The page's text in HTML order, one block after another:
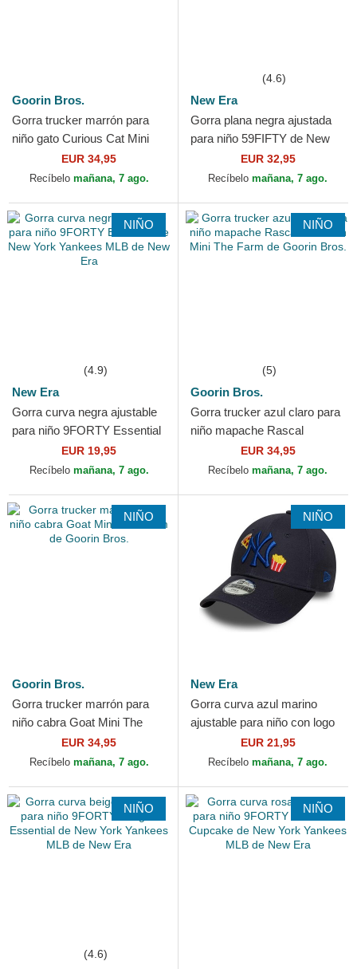
Goorin Bros.
Gorra trucker marrón para
niño gato Curious Cat Mini
The Farm de Goorin Bros.
EUR 34,95
Recíbelo mañana, 7 ago.
(4.6)
New Era
Gorra plana negra ajustada
para niño 59FIFTY de New
York Yankees MLB de New
EUR 32,95
Recíbelo mañana, 7 ago.
NIÑO
(4.9)
New Era
Gorra curva negra ajustable
para niño 9FORTY Essential
de New York Yankees MLB
de New Era
EUR 19,95
Recíbelo mañana, 7 ago.
NIÑO
(5)
Goorin Bros.
Gorra trucker azul claro para
niño mapache Rascal
Raccoon Mini The Farm de
Goorin Bros.
EUR 34,95
Recíbelo mañana, 7 ago.
NIÑO
Goorin Bros.
Gorra trucker marrón para
niño cabra Goat Mini The
Farm de Goorin Bros.
EUR 34,95
Recíbelo mañana, 7 ago.
NIÑO
New Era
Gorra curva azul marino
ajustable para niño con logo
azul marino 9FORTY Food
Icon de New York...
EUR 21,95
Recíbelo mañana, 7 ago.
NIÑO
(4.6)
NIÑO